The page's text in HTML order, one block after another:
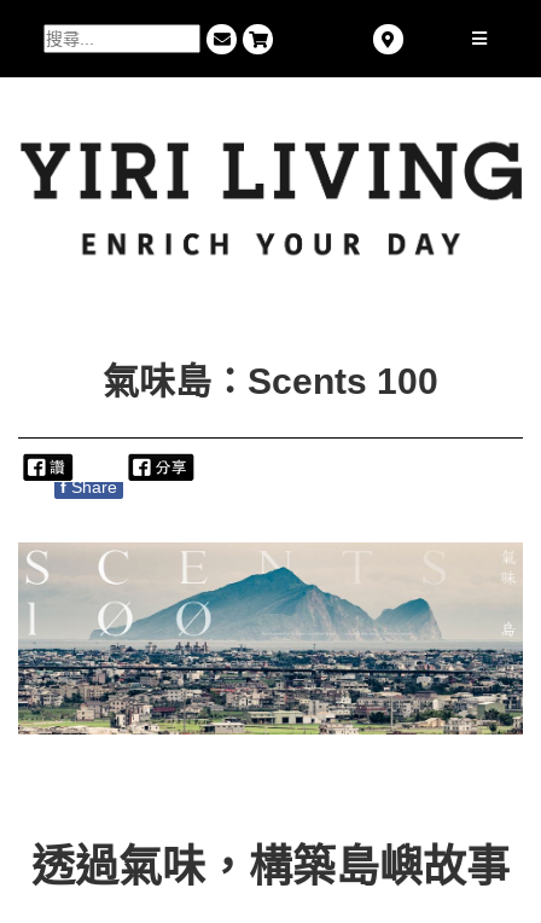
氣味島：Scents 100
f Share
透過氣味，構築島嶼故事